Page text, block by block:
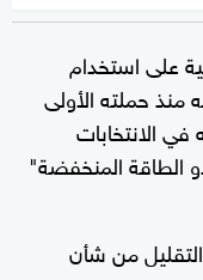
على استخدام
منذ حملته الأولى
في الانتخابات
الطاقة المنخفضة"
من شأن